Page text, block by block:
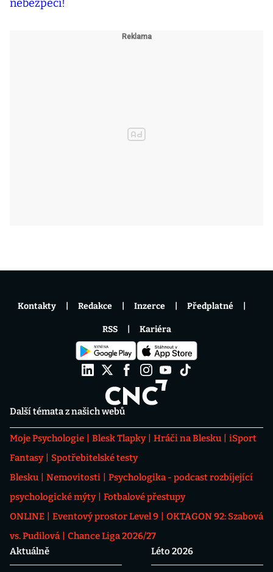
Další témata z našich webů
Moje Psychologie Blesk Tlapky Hráči na Blesku
iSport
Fantasy
Spotřebitelské testy
Blesku
Nemovitosti
Psychologika - podcast rozbíjející
psychologické mýty
Fotbalové přestupy
ONLINE
Eventový prostor Level 9
OKTAGON 92: Szabová
vs. Pudilová
Chance Liga 2026/27
Aktuálně
Léto 2026
Kontakty Redakce Inzerce Předplatné
RSS Kariéra